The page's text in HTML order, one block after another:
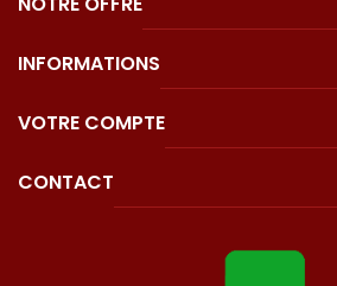
INFORMATIONS
VOTRE COMPTE
CONTACT